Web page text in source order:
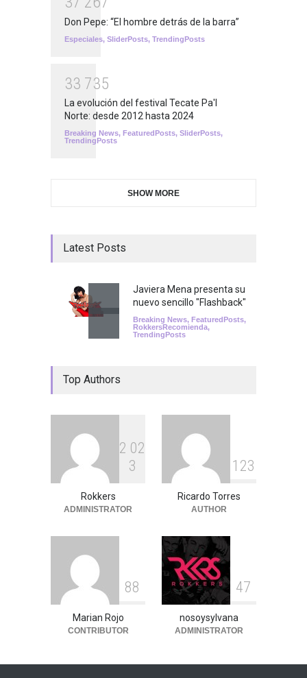
Don Pepe: “El hombre detrás de la barra”
Especiales, SliderPosts, TrendingPosts
33 735
La evolución del festival Tecate Pa'l
Norte: desde 2012 hasta 2024
Breaking News, FeaturedPosts, SliderPosts,
TrendingPosts
SHOW MORE
Latest Posts
Javiera Mena presenta su
nuevo sencillo "Flashback"
Breaking News, FeaturedPosts,
RokkersRecomienda,
TrendingPosts
Top Authors
2 02
3
Rokkers
ADMINISTRATOR
1 23
Ricardo Torres
AUTHOR
88
Marian Rojo
CONTRIBUTOR
47
nosoysylvana
ADMINISTRATOR